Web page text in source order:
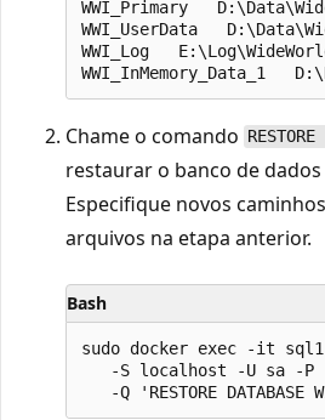
WWI_Primary
WWI_UserData
WWI_Log
Chame o comando RESTORE
restaurar o banco de
Especifique novos
arquivos na etapa anterior.
Bash
sudo docker exec -it
-S localhost -U sa -P